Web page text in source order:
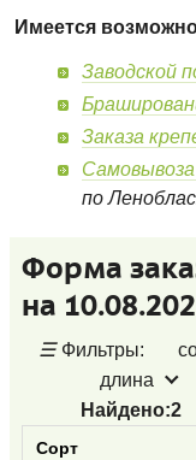
Имеется
Заводской
Заказа
по
Форма
на
☰ Фильтры:
длина
Найдено:2